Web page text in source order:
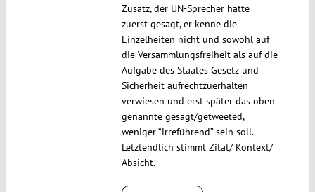
Zusatz, der UN-Sprecher hätte
zuerst gesagt, er kenne die
Einzelheiten nicht und sowohl auf
die Versammlungsfreiheit als auf die
Aufgabe des Staates Gesetz und
Sicherheit aufrechtzuerhalten
verwiesen und erst später das oben
genannte gesagt/getweeted,
weniger “irreführend” sein soll.
Letztendlich stimmt Zitat/ Kontext/
Absicht.